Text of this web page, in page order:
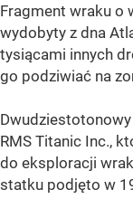
Fragment wraku o
wydobyty z dna
tysiącami innych
go podziwiać na
RMS Titanic Inc.,
do eksploracji
statku podjęto w